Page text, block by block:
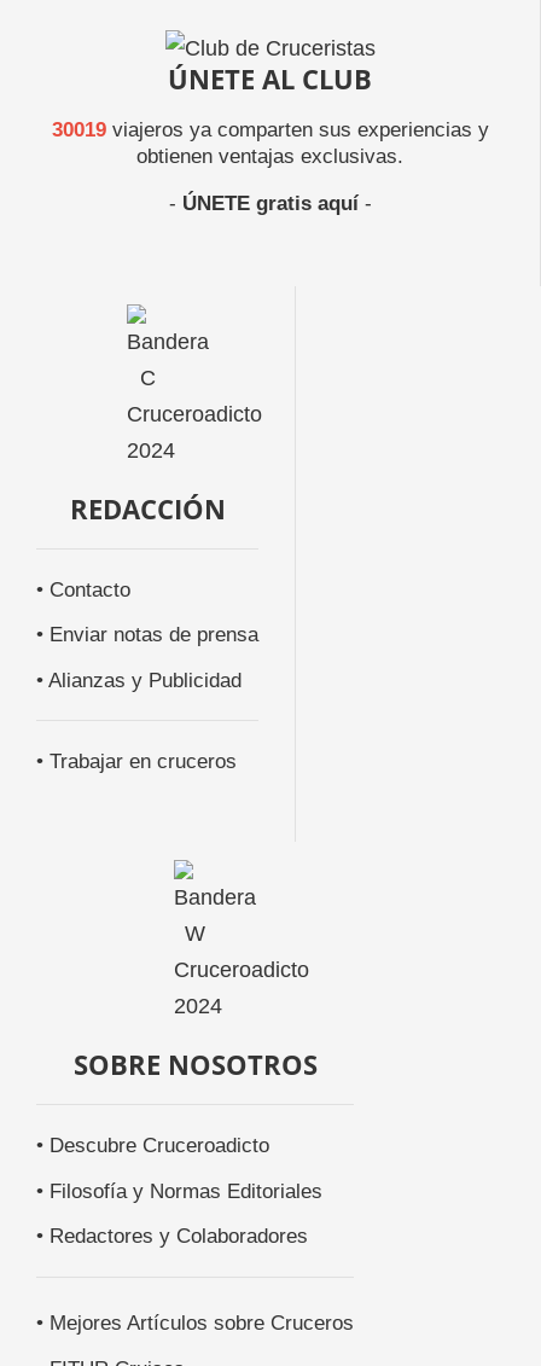
ÚNETE AL CLUB
30019viajeros ya comparten sus experiencias y
obtienen ventajas exclusivas.
- ÚNETE gratis aquí-
REDACCIÓN
• Contacto
• Enviar notas de prensa
• Alianzas y Publicidad
• Trabajar en cruceros
SOBRE NOSOTROS
• Descubre Cruceroadicto
• Filosofía y Normas Editoriales
• Redactores y Colaboradores
• Mejores Artículos sobre Cruceros